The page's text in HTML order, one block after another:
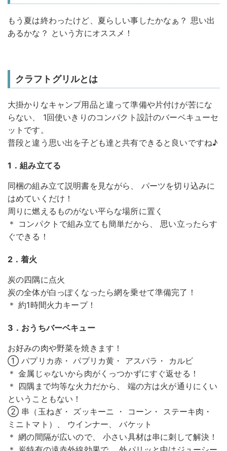
もう夏は終わったけど、夏らしい事したかなぁ？ 思い出
あるかな？ という方にオススメ！
クラフトグリルとは
大掛かりなキャンプ用品と違って準備や片付けが苦にな
らない、 1回使いきりのコンパクト設計のバーベキューセ
ットです。
普段と違う思い出を子ども達と共有できると良いですね♪
1．組み立てる
同梱の組み立て説明書を見ながら、 パーツを切り込みに
はめていくだけ！
周りに燃えるものがない平らな場所に置く
＊ コンパクトで組み立ても簡単だから、 思い立ったらす
ぐできる！
2．着火
炭の四隅に点火
炭の全体が白っぽくなったら網を乗せて準備完了！
＊ 約1時間火力キープ！
3．おうちバーベキュー
お好みの肉や野菜を焼きます！
① パプリカ赤・ パプリカ黄・ アスパラ・ カルビ
＊ 金属じゃないから肉がくっつかずにすぐ返せる！
＊ 四隅まで均等な火力だから、 端の方は火が通りにくい
ということもない！
② 串（玉ねぎ・ ズッキーニ ・ コーン・ ステーキ肉・
ミニトマト）、 ウインナー、 バケット
＊ 網の間隔が広いので、 小さい具材は串に刺して解決！